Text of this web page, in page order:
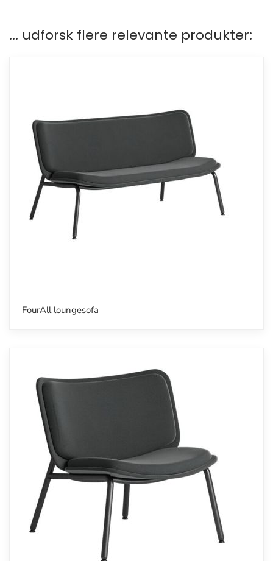
... udforsk flere relevante produkter:
FourAll loungesofa